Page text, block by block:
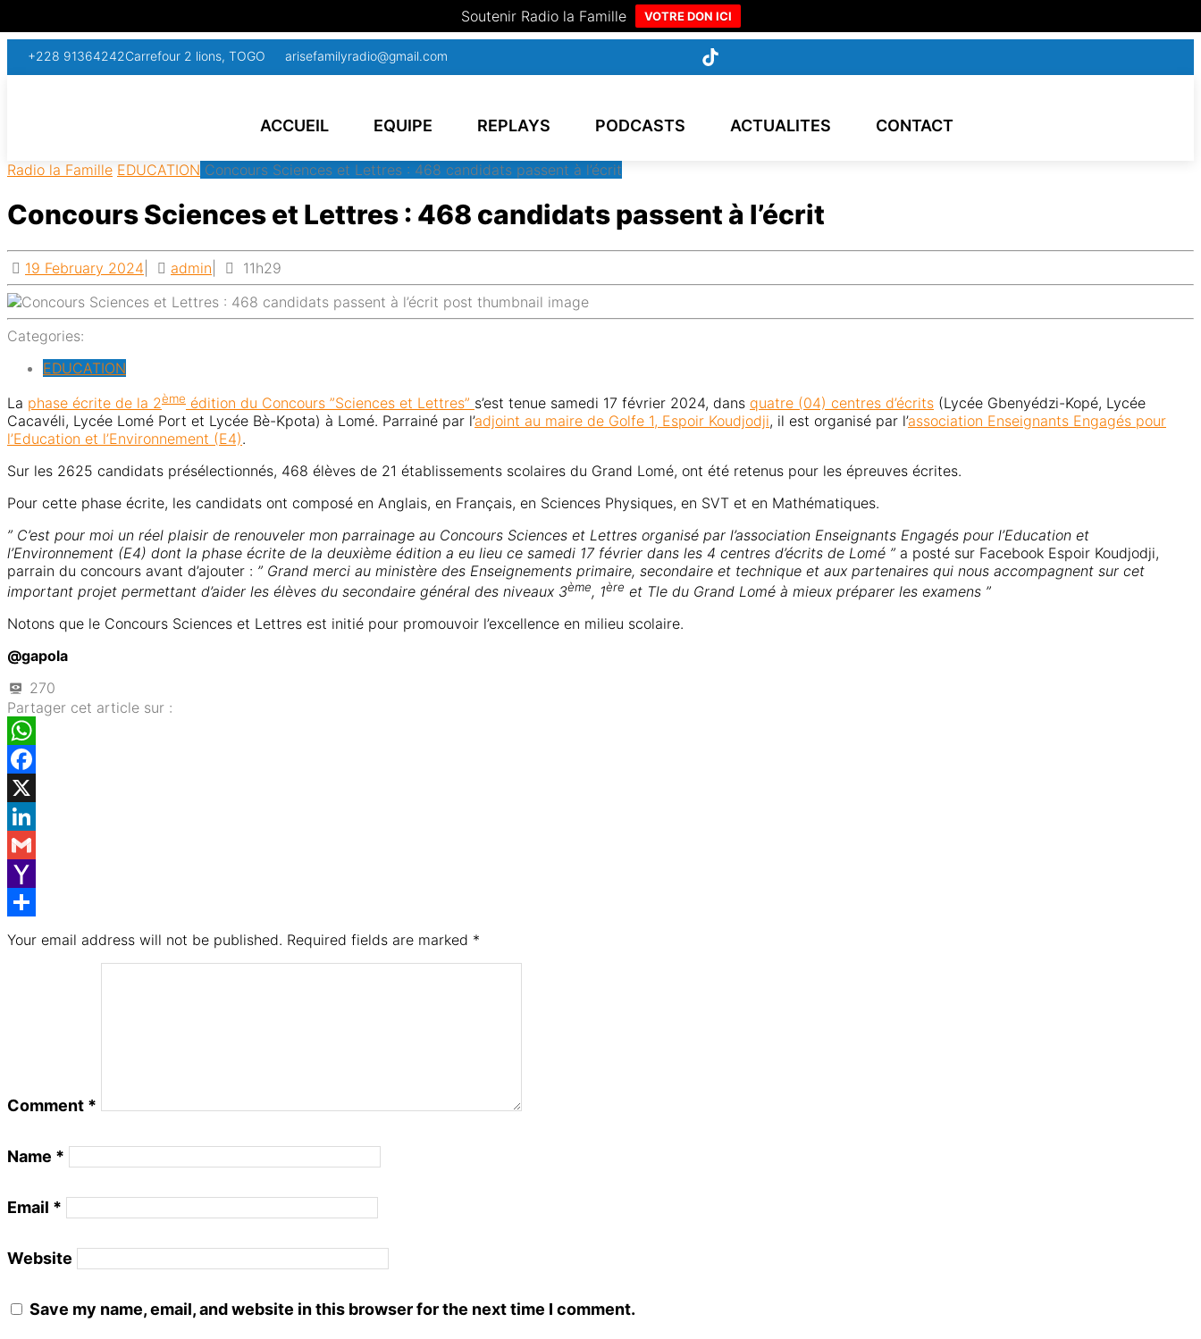
Soutenir Radio la Famille VOTRE DON ICI
+228 91364242Carrefour 2 lions, TOGO arisefamilyradio@gmail.com
ACCUEIL EQUIPE REPLAYS PODCASTS ACTUALITES CONTACT
Radio la Famille EDUCATION Concours Sciences et Lettres : 468 candidats passent à l’écrit
Concours Sciences et Lettres : 468 candidats passent à l’écrit
19 February 2024 admin 11h29
Categories:
EDUCATION
La phase écrite de la 2ème édition du Concours ”Sciences et Lettres” s’est tenue samedi 17 février 2024, dans quatre (04) centres d’écrits (Lycée Gbenyédzi-Kopé, Lycée
Cacavéli, Lycée Lomé Port et Lycée Bè-Kpota) à Lomé. Parrainé par l’adjoint au maire de Golfe 1, Espoir Koudjodji, il est organisé par l’association Enseignants Engagés pour
l’Education et l’Environnement (E4).
Sur les 2625 candidats présélectionnés, 468 élèves de 21 établissements scolaires du Grand Lomé, ont été retenus pour les épreuves écrites.
Pour cette phase écrite, les candidats ont composé en Anglais, en Français, en Sciences Physiques, en SVT et en Mathématiques.
” C’est pour moi un réel plaisir de renouveler mon parrainage au Concours Sciences et Lettres organisé par l’association Enseignants Engagés pour l’Education et
l’Environnement (E4) dont la phase écrite de la deuxième édition a eu lieu ce samedi 17 février dans les 4 centres d’écrits de Lomé ” a posté sur Facebook Espoir Koudjodji,
parrain du concours avant d’ajouter : ” Grand merci au ministère des Enseignements primaire, secondaire et technique et aux partenaires qui nous accompagnent sur cet
important projet permettant d’aider les élèves du secondaire général des niveaux 3ème, 1ère et Tle du Grand Lomé à mieux préparer les examens ”
Notons que le Concours Sciences et Lettres est initié pour promouvoir l’excellence en milieu scolaire.
@gapola
270
Partager cet article sur :
WhatsApp
Facebook
X
LinkedIn
Gmail
Yahoo
Mail
Share
Your email address will not be published. Required fields are marked *
Comment *
Name *
Email *
Website
Save my name, email, and website in this browser for the next time I comment.